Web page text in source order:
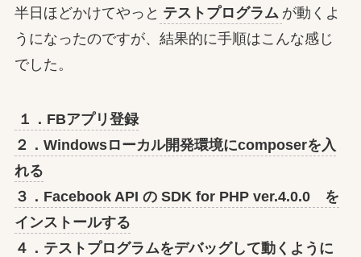
半日ほどかけてやっと テストプログラム が動くよ
うになったのですが、結果的に手順はこんな感じ
でした。
１．FBアプリ登録
２．Windowsローカル開発環境にcomposerを入
れる
３．Facebook API の SDK for PHP ver.4.0.0 を
インストールする
４．テストプログラムをデバッグして動くように